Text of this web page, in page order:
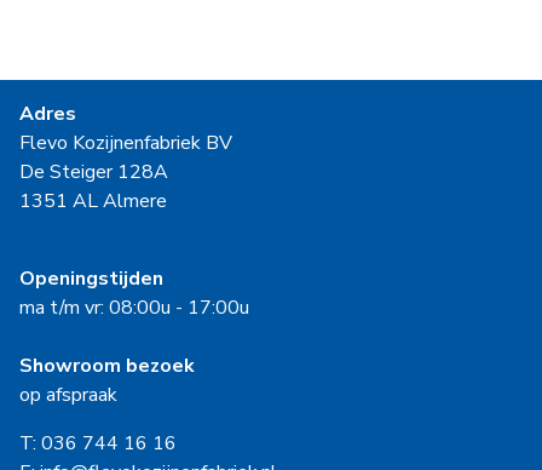
Adres
Flevo Kozijnenfabriek BV
De Steiger 128A
1351 AL Almere
Openingstijden
ma t/m vr: 08:00u - 17:00u
Showroom bezoek
op afspraak
T: 036 744 16 16